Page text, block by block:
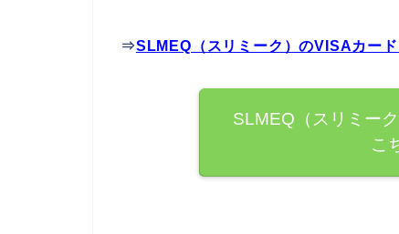
⇒SLMEQ（スリミーク）のVISAカー
SLMEQ（スリミー
こ